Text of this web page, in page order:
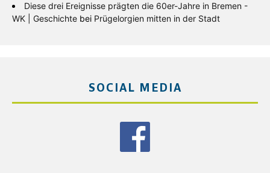
Diese drei Ereignisse prägten die 60er-Jahre in Bremen -
WK | Geschichte bei Prügelorgien mitten in der Stadt
SOCIAL MEDIA